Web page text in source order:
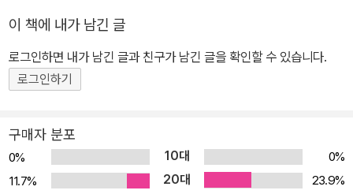
이 책에 내가 남긴 글
로그인하면 내가 남긴 글과 친구가 남긴 글을 확인할 수 있습니다.
로그인하기
구매자 분포
0% 10대
0%
11.7%
20대
23.9%